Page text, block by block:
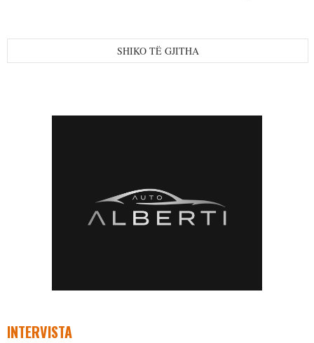
SHIKO TË GJITHA
INTERVISTA